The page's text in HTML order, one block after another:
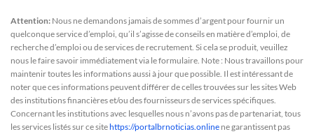
Attention: Nous ne demandons jamais de sommes d’argent pour fournir un
quelconque service d’emploi, qu’il s’agisse de conseils en matière d’emploi, de
recherche d’emploi ou de services de recrutement. Si cela se produit, veuillez
nous le faire savoir immédiatement via le formulaire. Note : Nous travaillons pour
maintenir toutes les informations aussi à jour que possible. Il est intéressant de
noter que ces informations peuvent différer de celles trouvées sur les sites Web
des institutions financières et/ou des fournisseurs de services spécifiques.
Concernant les institutions avec lesquelles nous n’avons pas de partenariat, tous
les services listés sur ce sitehttps://portalbrnoticias.online ne garantissent pas